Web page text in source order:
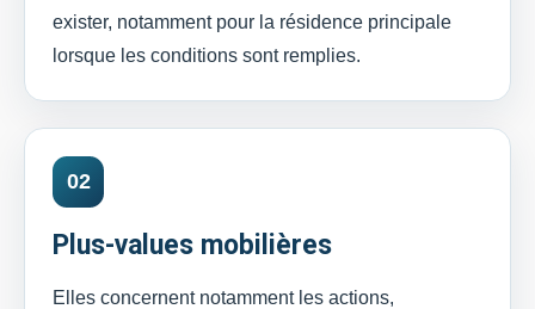
exister, notamment pour la résidence principale
lorsque les conditions sont remplies.
02
Plus-values mobilières
Elles concernent notamment les actions,